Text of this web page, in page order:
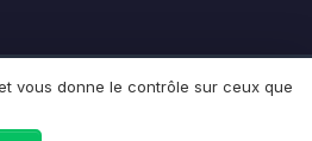
de confidentialité
Grande
au sein des entreprises
vous donne le contrôle sur ceux que